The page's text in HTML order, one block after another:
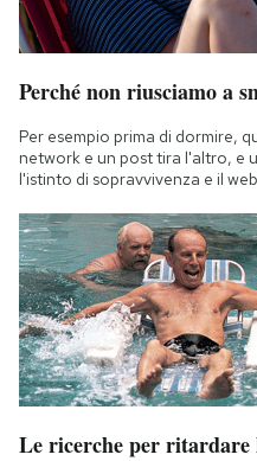
Perché non riusciamo a
Per esempio prima di dormire,
network e un post tira l'altro, e
l'istinto di sopravvivenza e il
Le ricerche per ritardare